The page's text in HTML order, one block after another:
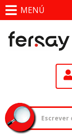
MENÚ